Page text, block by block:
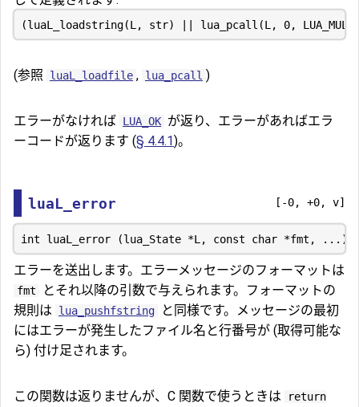
(参照 luaL_loadfile , lua_pcall )
エラーがなければ LUA_OK が返り、エラーがあればエラ
ーコードが返ります (§ 4.4.1)。
luaL_error [-0, +0, v]
エラーを送出します。エラーメッセージのフォーマットは
fmt
とそれ以降の引数で与えられます。フォーマットの
規則は
lua_pushfstring
と同様です。メッセージの最初
にはエラーが発生したファイル名と行番号が (取得可能な
ら) 付け足されます。
この関数は返りませんが、C 関数で使うときは
return